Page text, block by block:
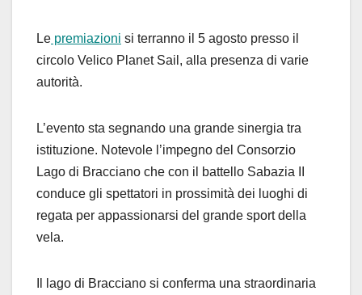
Le premiazioni si terranno il 5 agosto presso il
circolo Velico Planet Sail, alla presenza di varie
autorità.
L’evento sta segnando una grande sinergia tra
istituzione. Notevole l’impegno del Consorzio
Lago di Bracciano che con il battello Sabazia II
conduce gli spettatori in prossimità dei luoghi di
regata per appassionarsi del grande sport della
vela.
Il lago di Bracciano si conferma una straordinaria